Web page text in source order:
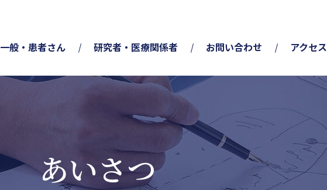
一般・患者さん 研究者・医療関係者 お問い合わせ アクセス
あいさつ